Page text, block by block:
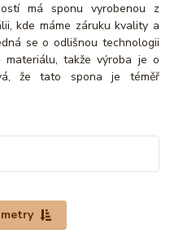
má sponu vyrobenou z
kde máme záruku kvality a
se o odlišnou technologii
takže výroba je o
že tato spona je téměř